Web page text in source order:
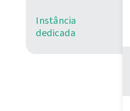
Instância
dedicada